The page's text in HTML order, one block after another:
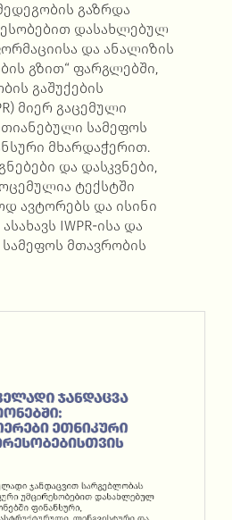
გაზრდა
დასახლებულ
და ანალიზის
გზით“ ფარგლებში,
გაშუქების
მიერ გაცემული
სამეფოს
მხარდაჭერით.
და დასკვნები,
ტექსტში
ავტორებს და ისინი
IWPR-ისა და
მთავრობის